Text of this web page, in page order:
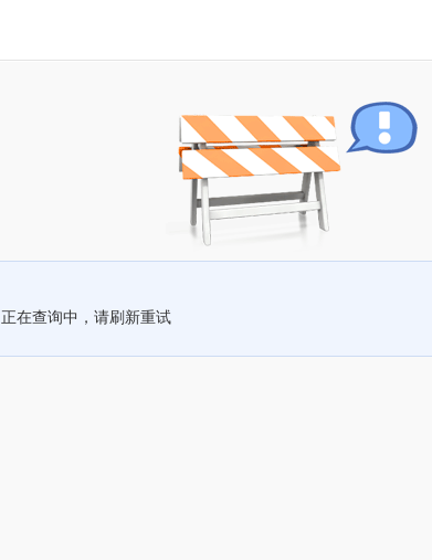
正在查询中，请刷新重试